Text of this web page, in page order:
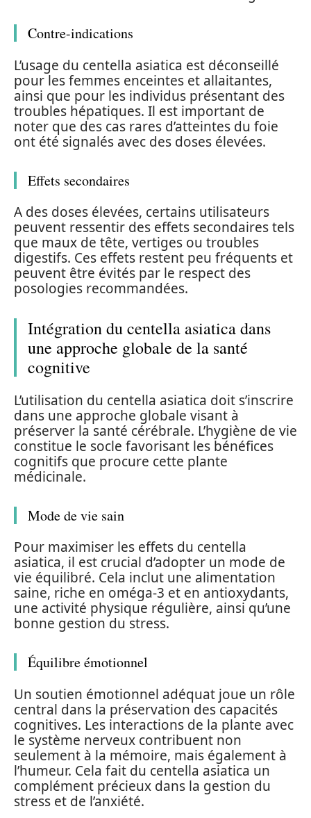
Contre-indications
L’usage du centella asiatica est déconseillé
pour les femmes enceintes et allaitantes,
ainsi que pour les individus présentant des
troubles hépatiques. Il est important de
noter que des cas rares d’atteintes du foie
ont été signalés avec des doses élevées.
Effets secondaires
A des doses élevées, certains utilisateurs
peuvent ressentir des effets secondaires tels
que maux de tête, vertiges ou troubles
digestifs. Ces effets restent peu fréquents et
peuvent être évités par le respect des
posologies recommandées.
Intégration du centella asiatica dans
une approche globale de la santé
cognitive
L’utilisation du centella asiatica doit s’inscrire
dans une approche globale visant à
préserver la santé cérébrale. L’hygiène de vie
constitue le socle favorisant les bénéfices
cognitifs que procure cette plante
médicinale.
Mode de vie sain
Pour maximiser les effets du centella
asiatica, il est crucial d’adopter un mode de
vie équilibré. Cela inclut une alimentation
saine, riche en oméga-3 et en antioxydants,
une activité physique régulière, ainsi qu’une
bonne gestion du stress.
Équilibre émotionnel
Un soutien émotionnel adéquat joue un rôle
central dans la préservation des capacités
cognitives. Les interactions de la plante avec
le système nerveux contribuent non
seulement à la mémoire, mais également à
l’humeur. Cela fait du centella asiatica un
complément précieux dans la gestion du
stress et de l’anxiété.